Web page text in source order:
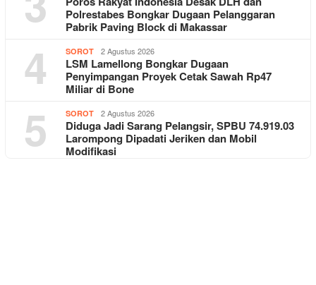
Polrestabes Bongkar Dugaan Pelanggaran
Pabrik Paving Block di Makassar
4 SOROT 2 Agustus 2026
LSM Lamellong Bongkar Dugaan
Penyimpangan Proyek Cetak Sawah Rp47
Miliar di Bone
5 SOROT 2 Agustus 2026
Diduga Jadi Sarang Pelangsir, SPBU 74.919.03
Larompong Dipadati Jeriken dan Mobil
Modifikasi